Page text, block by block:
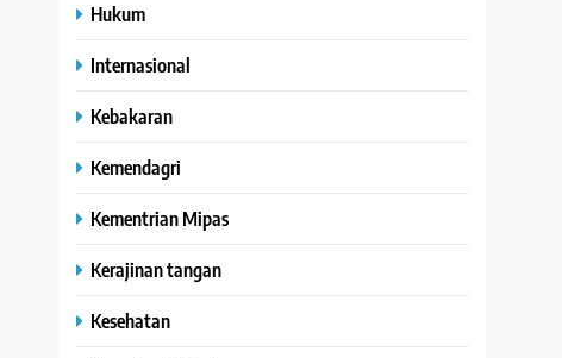
Hukum
Internasional
Kebakaran
Kemendagri
Kementrian Mipas
Kerajinan tangan
Kesehatan